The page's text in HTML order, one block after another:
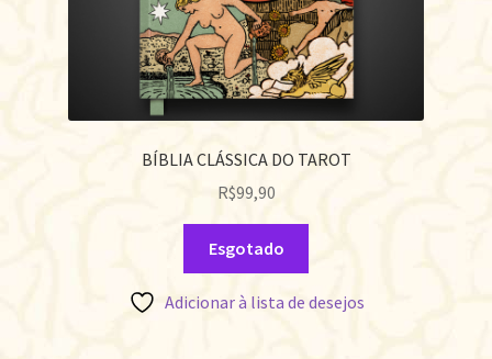
BÍBLIA CLÁSSICA DO TAROT
R$99,90
Esgotado
Adicionar à lista de desejos